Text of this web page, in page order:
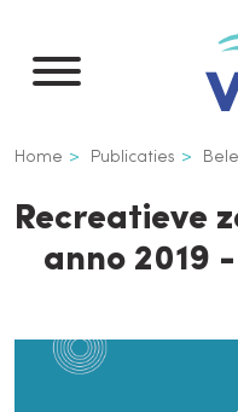
naar
inhoud
gaan
Kruimelpad
Home Publicaties
Recreatieve
anno 2019